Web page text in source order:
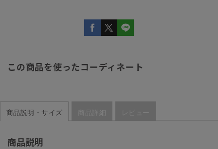
この商品を使ったコーディネート
商品説明・サイズ 商品詳細 レビュー
商品説明